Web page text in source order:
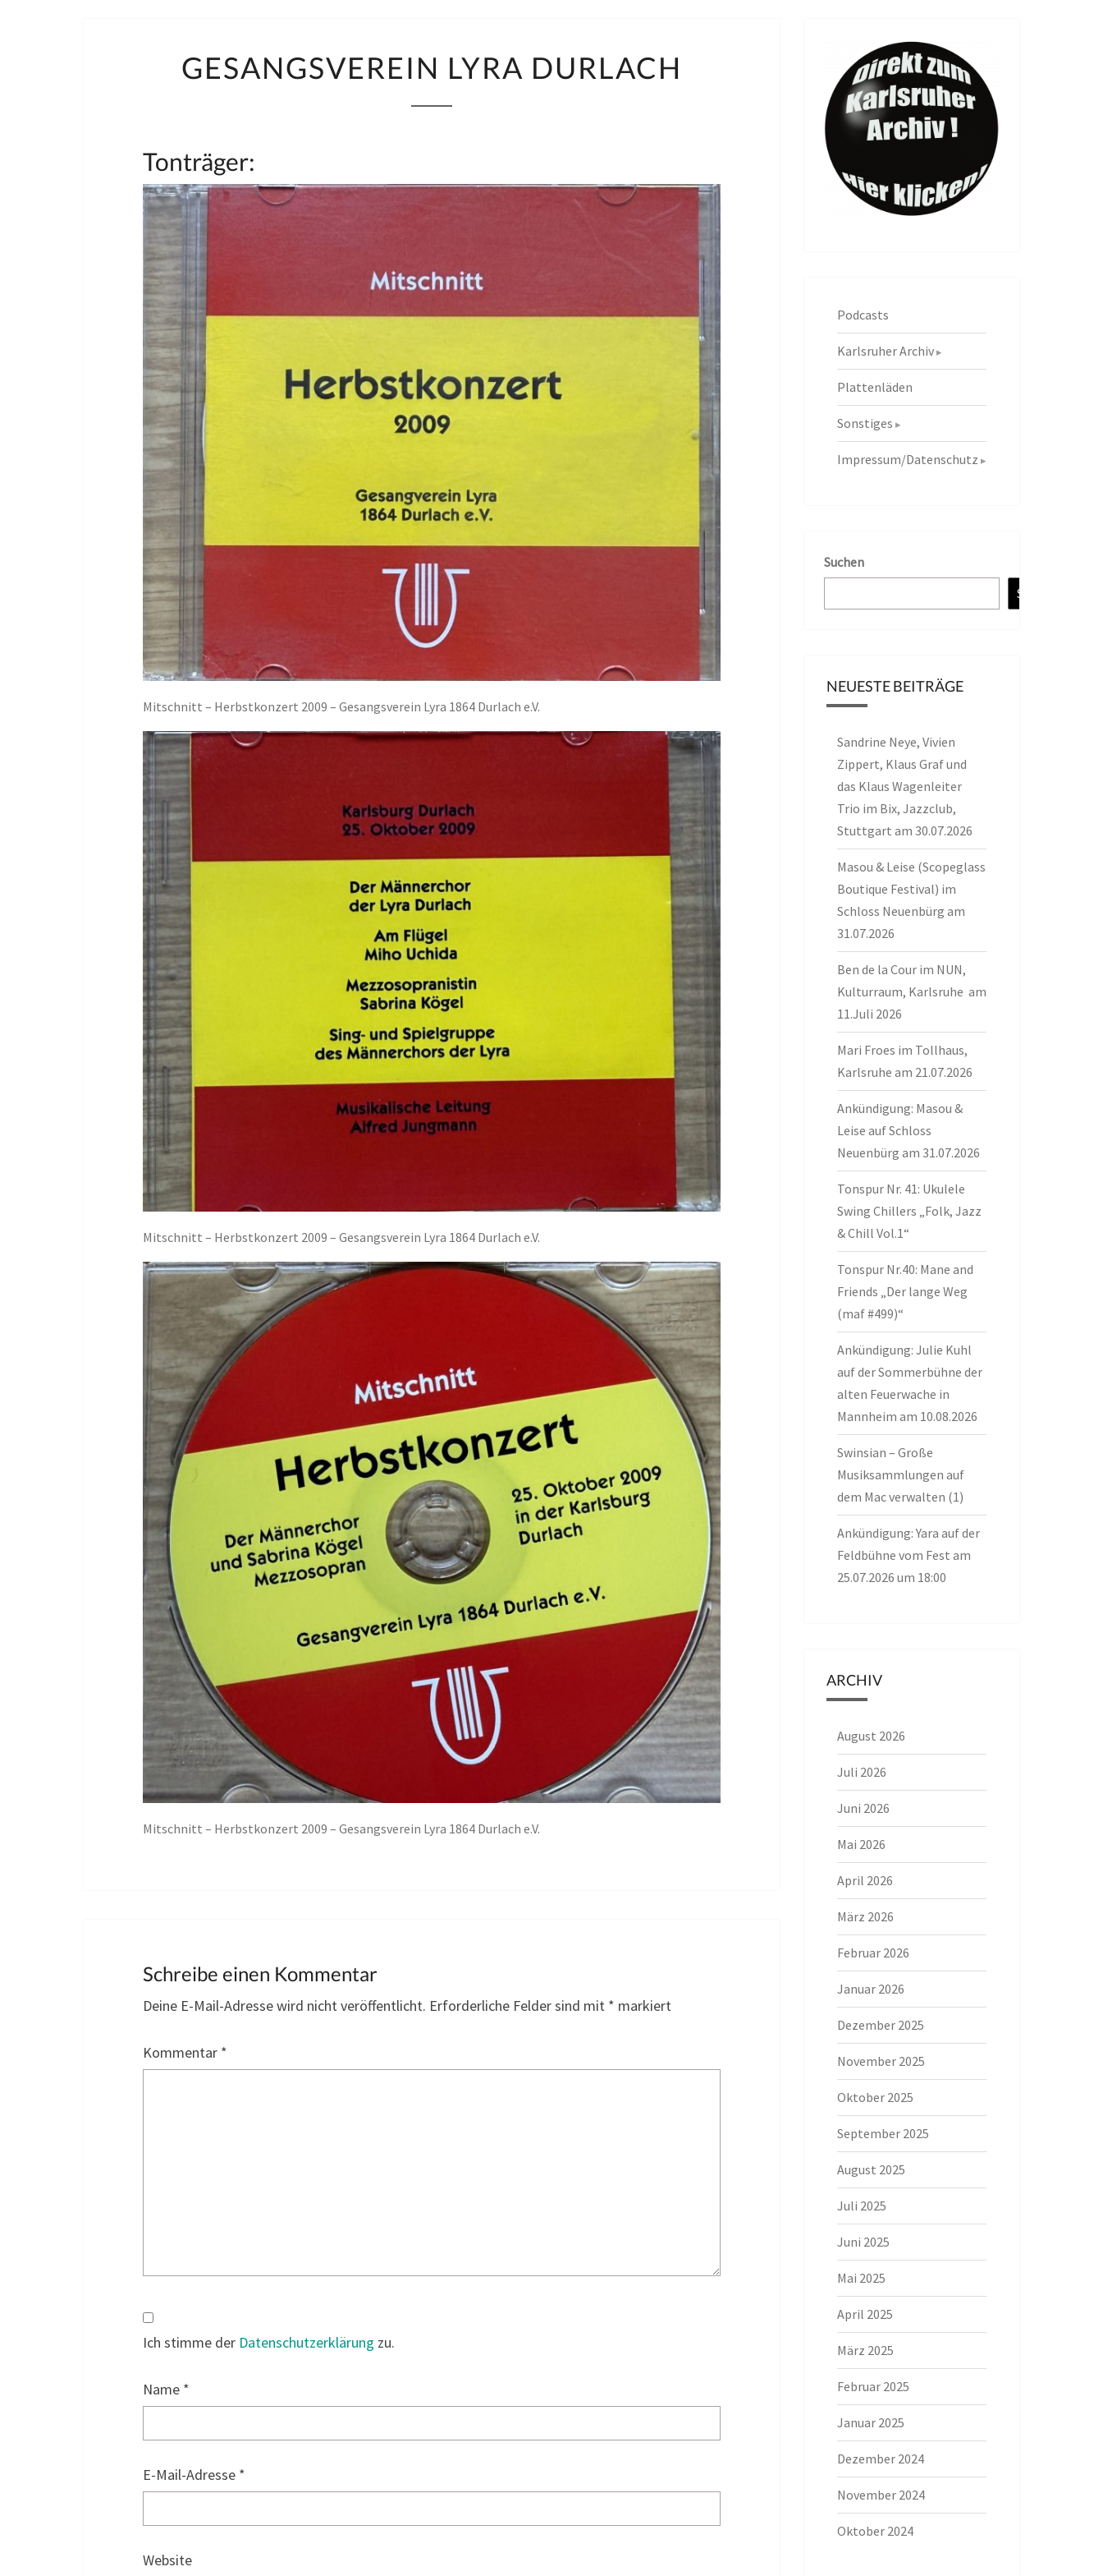
LYRA
GESANGSVEREIN LYRA DURLACH
Tonträger:
Mitschnitt – Herbstkonzert 2009 – Gesangsverein Lyra 1864 Durlach e.V.
Mitschnitt – Herbstkonzert 2009 – Gesangsverein Lyra 1864 Durlach e.V.
Mitschnitt – Herbstkonzert 2009 – Gesangsverein Lyra 1864 Durlach e.V.
Schreibe einen Kommentar
Deine E-Mail-Adresse wird nicht veröffentlicht. Erforderliche Felder sind mit * markiert
Kommentar *
Ich stimme der Datenschutzerklärung zu.
Name *
E-Mail-Adresse *
Website
Podcasts
Karlsruher Archiv
Plattenläden
Sonstiges
Impressum/Datenschutz
Suchen
Suchen
NEUESTE BEITRÄGE
Sandrine Neye, Vivien
Zippert, Klaus Graf und
das Klaus Wagenleiter
Trio im Bix, Jazzclub,
Stuttgart am 30.07.2026
Masou & Leise (Scopeglass
Boutique Festival) im
Schloss Neuenbürg am
31.07.2026
Ben de la Cour im NUN,
Kulturraum, Karlsruhe am
11.Juli 2026
Mari Froes im Tollhaus,
Karlsruhe am 21.07.2026
Ankündigung: Masou &
Leise auf Schloss
Neuenbürg am 31.07.2026
Tonspur Nr. 41: Ukulele
Swing Chillers „Folk, Jazz
& Chill Vol.1“
Tonspur Nr.40: Mane and
Friends „Der lange Weg
(maf #499)“
Ankündigung: Julie Kuhl
auf der Sommerbühne der
alten Feuerwache in
Mannheim am 10.08.2026
Swinsian – Große
Musiksammlungen auf
dem Mac verwalten (1)
Ankündigung: Yara auf der
Feldbühne vom Fest am
25.07.2026 um 18:00
ARCHIV
August 2026
Juli 2026
Juni 2026
Mai 2026
April 2026
März 2026
Februar 2026
Januar 2026
Dezember 2025
November 2025
Oktober 2025
September 2025
August 2025
Juli 2025
Juni 2025
Mai 2025
April 2025
März 2025
Februar 2025
Januar 2025
Dezember 2024
November 2024
Oktober 2024